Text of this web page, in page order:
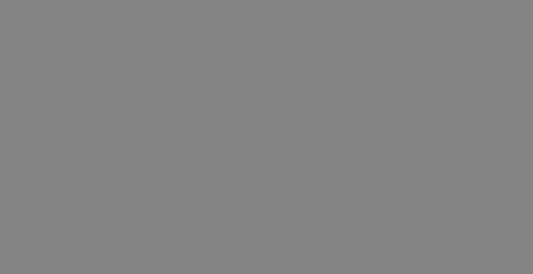
ανθρώπων
προκειμένου να
σχετικά με
τους.
ανθρώπων
είναι επωφελές
από το